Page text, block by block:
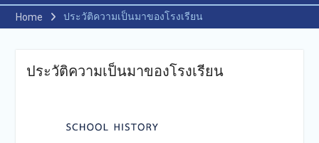
ภายในโรงเรียนตามเกณฑ์
คุณภาพการศึกษาเพื่อการ
ของกลุ่มสถาบันการศึกษาใน
ภายในโรงเรียนตามเกณฑ์
Home ประวัติความเป็นมาของโรงเรียน
ประวัติความเป็นมาของโรงเรียน